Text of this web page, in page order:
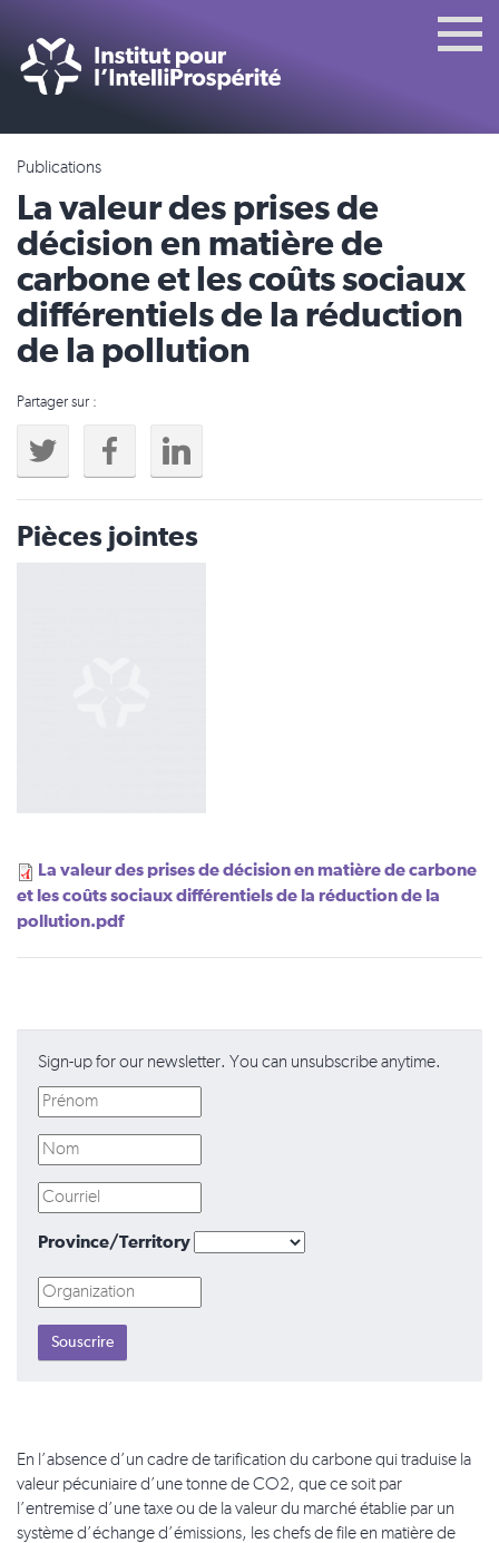
Publications
La valeur des prises de
décision en matière de
carbone et les coûts sociaux
différentiels de la réduction
de la pollution
Partager sur :
Pièces jointes
La valeur des prises de décision en matière de carbone
et les coûts sociaux différentiels de la réduction de la
pollution.pdf
Sign-up for our newsletter. You can unsubscribe anytime.
Province/Territory
En l’absence d’un cadre de tarification du carbone qui traduise la
valeur pécuniaire d’une tonne de CO2, que ce soit par
l’entremise d’une taxe ou de la valeur du marché établie par un
système d’échange d’émissions, les chefs de file en matière de